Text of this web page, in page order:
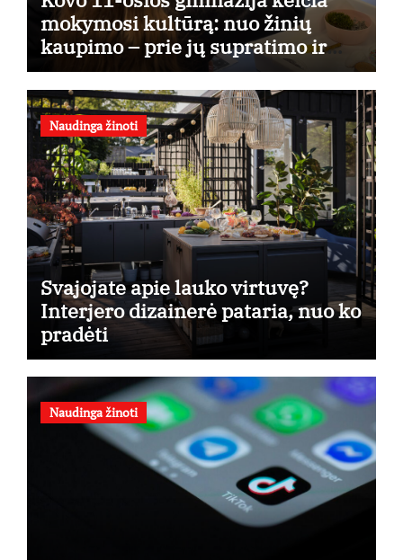
mokymosi kultūrą: nuo žinių
kaupimo – prie jų supratimo ir
taikymo
Naudinga žinoti
Svajojate apie lauko virtuvę?
Interjero dizainerė pataria, nuo ko
pradėti
Naudinga žinoti